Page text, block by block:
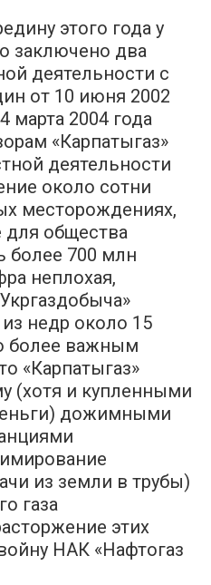
этого года у
заключено два
деятельности с
от 10 июня 2002
марта 2004 года
«Карпатыгаз»
деятельности
около сотни
месторождениях,
для общества
более 700 млн
неплохая,
недр около 15
более важным
«Карпатыгаз»
(хотя и купленными
дожимными
из земли в трубы)
газа
этих
НАК «Нафтогаз